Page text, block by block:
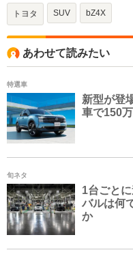
トヨタ SUV bZ4X
あわせて読みたい
特選車
新型が登
車で150
旬ネタ
1台ごと
バルは何
か